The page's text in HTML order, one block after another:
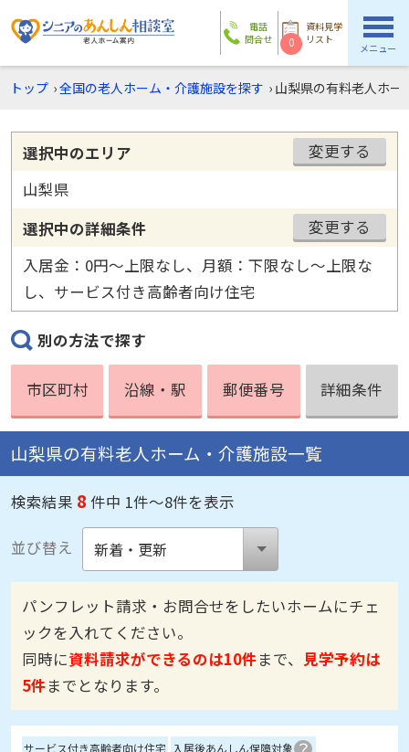
電話
問合せ
資料見学
リスト
0 メニュー
トップ ›全国の老人ホーム・介護施設を探す › 山梨県の有料老人ホー
選択中のエリア
変更する
山梨県
選択中の詳細条件
変更する
入居金：0円〜上限なし、月額：下限なし〜上限な
し、サービス付き高齢者向け住宅
別の方法で探す
市区町村 沿線・駅 郵便番号 詳細条件
山梨県の有料老人ホーム・介護施設一覧
検索結果 8 件中 1件～8件を表示
並び替え
パンフレット請求・お問合せをしたいホームにチェ
ックを入れてください。
同時に資料請求ができるのは10件まで、 見学予約は
5件までとなります。
サービス付き高齢者向け住宅 入居後あんしん保障対象